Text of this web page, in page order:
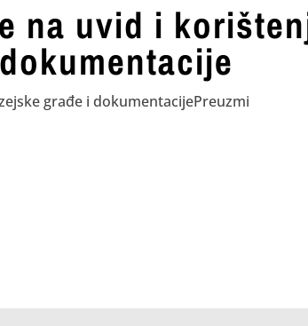
na uvid i
građe i dokumentacijePreuzmi